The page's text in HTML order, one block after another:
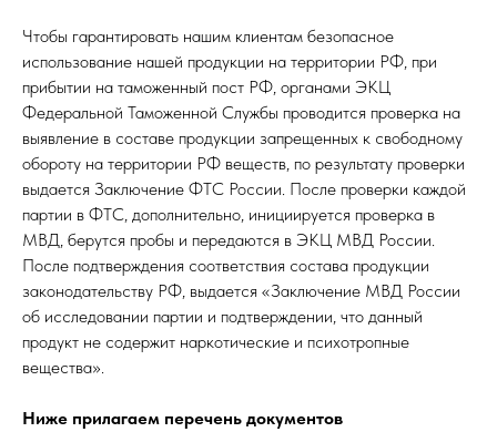
Чтобы гарантировать нашим клиентам безопасное
использование нашей продукции на территории РФ, при
прибытии на таможенный пост РФ, органами ЭКЦ
Федеральной Таможенной Службы проводится проверка на
выявление в составе продукции запрещенных к свободному
обороту на территории РФ веществ, по результату проверки
выдается Заключение ФТС России. После проверки каждой
партии в ФТС, дополнительно, инициируется проверка в
МВД, берутся пробы и передаются в ЭКЦ МВД России.
После подтверждения соответствия состава продукции
законодательству РФ, выдается «Заключение МВД России
об исследовании партии и подтверждении, что данный
продукт не содержит наркотические и психотропные
вещества».
Ниже прилагаем перечень документов